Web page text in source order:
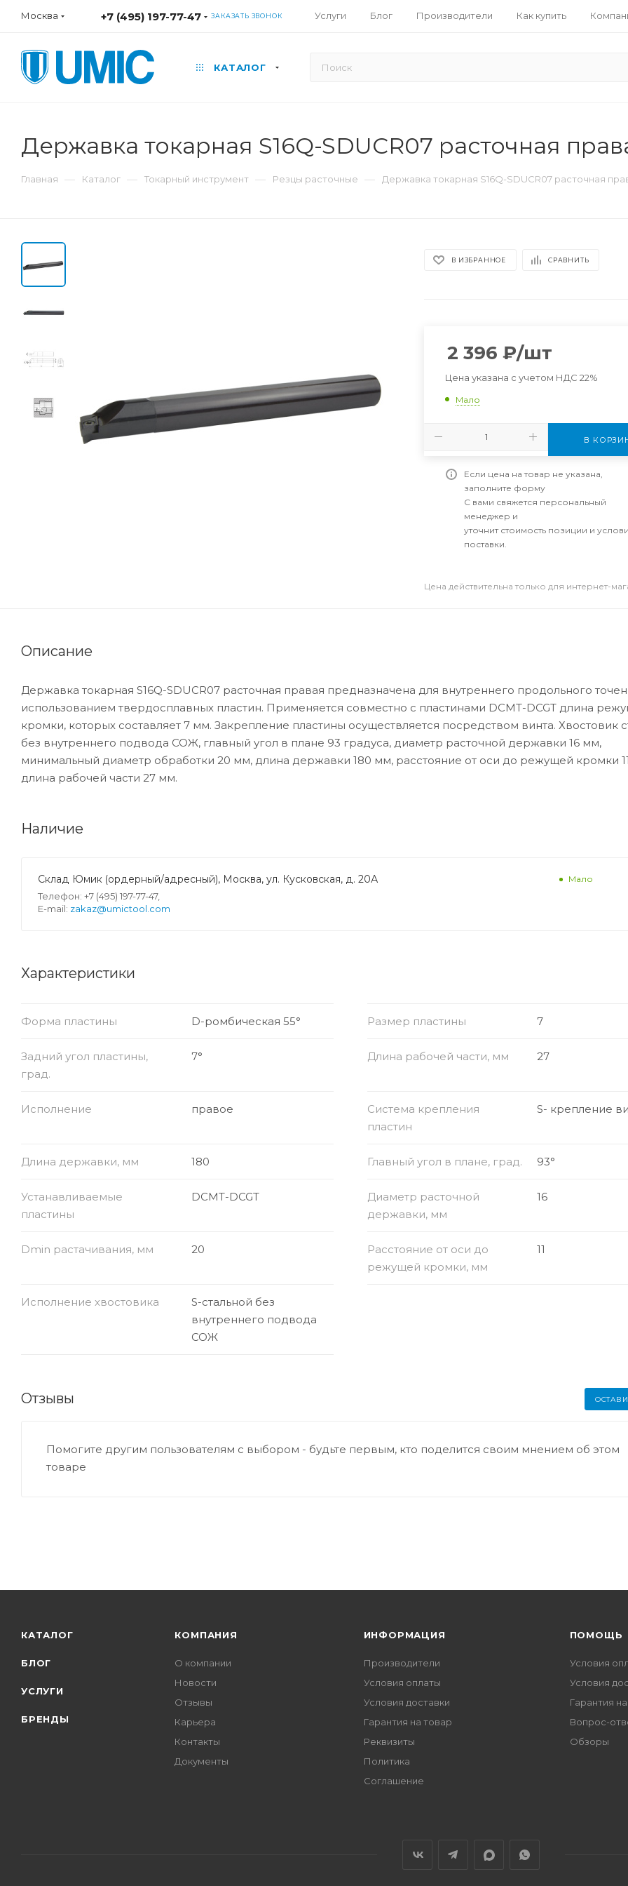
Москва +7 (495) 197-77-47 ЗАКАЗАТЬ ЗВОНОК Услуги Блог Производители Как купить
КАТАЛОГ
Державка токарная S16Q-SDUCR07 расточная
Главная — Каталог — Токарный инструмент — Резцы расточные — Державка токарная S16Q-SDUCR07 расточная
В ИЗБРАННОЕ СРАВНИТЬ
2 396 ₽/шт
Цена указана с учетом НДС 22%
Мало
В
Если цена на товар не указана,
заполните форму
С вами свяжется персональный
менеджер и
уточнит стоимость позиции и
поставки.
Цена действительна только для интернет-
Описание
Державка токарная S16Q-SDUCR07 расточная правая предназначена для внутреннего продольного
использованием твердосплавных пластин. Применяется совместно с пластинами DCMT-DCGT длина
кромки, которых составляет 7 мм. Закрепление пластины осуществляется посредством винта. Хвостовик
без внутреннего подвода СОЖ, главный угол в плане 93 градуса, диаметр расточной державки 16 мм,
минимальный диаметр обработки 20 мм, длина державки 180 мм, расстояние от оси до режущей кромки
длина рабочей части 27 мм.
Наличие
Склад Юмик (ордерный/адресный), Москва, ул. Кусковская, д. 20А
Телефон: +7 (495) 197-77-47,
E-mail: zakaz@umictool.com
Мало
Характеристики
Форма пластины D-ромбическая 55° Размер пластины 7
Задний угол пластины,
град.
7° Длина рабочей части, мм 27
Исполнение правое
Система крепления
пластин
S- крепление
Длина державки, мм 180 Главный угол в плане, град. 93°
Устанавливаемые
пластины
DCMT-DCGT
Диаметр расточной
державки, мм
16
Dmin растачивания, мм 20
Расстояние от оси до
режущей кромки, мм
11
Исполнение хвостовика
S-стальной без
внутреннего подвода
СОЖ
Отзывы
Помогите другим пользователям с выбором - будьте первым, кто поделится своим мнением об этом
товаре
КАТАЛОГ
БЛОГ
УСЛУГИ
БРЕНДЫ
КОМПАНИЯ
О компании
Новости
Отзывы
Карьера
Контакты
Документы
ИНФОРМАЦИЯ
Производители
Условия оплаты
Условия доставки
Гарантия на товар
Реквизиты
Политика
Соглашение
ПОМОЩЬ
Условия
Условия
Гарантия
Вопрос-
Обзоры